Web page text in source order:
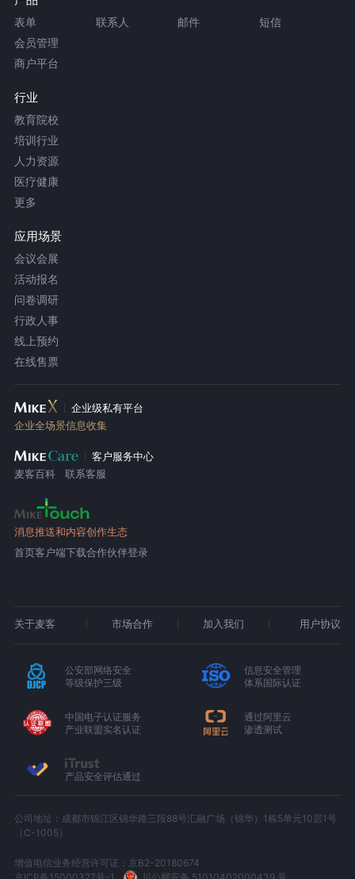
表单 联系人 邮件
短信
会员管理
商户平台
行业
教育院校
培训行业
人力资源
医疗健康
更多
应用场景
会议会展
活动报名
问卷调研
行政人事
线上预约
在线售票
企业级私有平台
企业全场景信息收集
客户服务中心
麦客百科
联系客服
消息推送和内容创作生态
首页客户端下载合作伙伴登录
关于麦客 市场合作 加入我们 用户协议
公安部网络安全
等级保护三级
信息安全管理
体系国际认证
中国电子认证服务
产业联盟实名认证
通过阿里云
渗透测试
产品安全评估通过
公司地址：成都市锦江区锦华路三段88号汇融广场（锦华）1栋5单元10层1号
（C-1005）
增值电信业务经营许可证：京B2-20180674